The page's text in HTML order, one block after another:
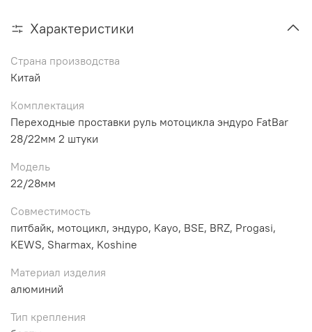
Характеристики
Страна производства
Китай
Комплектация
Переходные проставки руль мотоцикла эндуро FatBar
28/22мм 2 штуки
Модель
22/28мм
Совместимость
питбайк, мотоцикл, эндуро, Kayo, BSE, BRZ, Progasi,
KEWS, Sharmax, Koshine
Материал изделия
алюминий
Тип крепления